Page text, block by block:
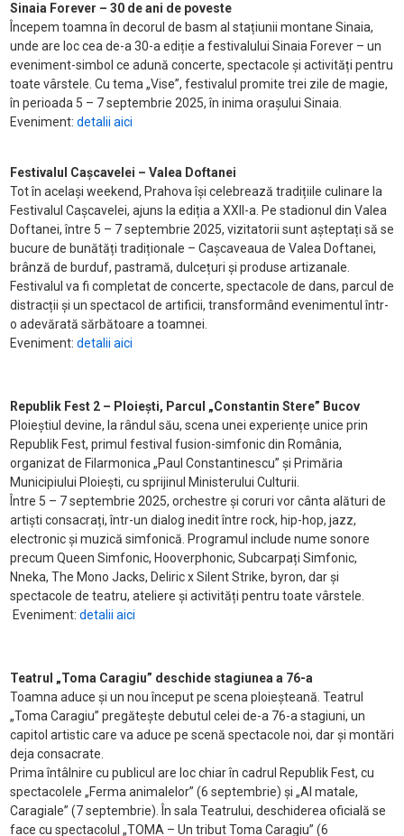
Sinaia Forever – 30 de ani de poveste
Începem toamna în decorul de basm al stațiunii montane Sinaia,
unde are loc cea de-a 30-a ediție a festivalului Sinaia Forever – un
eveniment-simbol ce adună concerte, spectacole și activități pentru
toate vârstele. Cu tema „Vise”, festivalul promite trei zile de magie,
în perioada 5 – 7 septembrie 2025, în inima orașului Sinaia.
Eveniment: detalii aici
Festivalul Cașcavelei – Valea Doftanei
Tot în același weekend, Prahova își celebrează tradițiile culinare la
Festivalul Cașcavelei, ajuns la ediția a XXII-a. Pe stadionul din Valea
Doftanei, între 5 – 7 septembrie 2025, vizitatorii sunt așteptați să se
bucure de bunătăți tradiționale – Cașcaveaua de Valea Doftanei,
brânză de burduf, pastramă, dulcețuri și produse artizanale.
Festivalul va fi completat de concerte, spectacole de dans, parcul de
distracții și un spectacol de artificii, transformând evenimentul într-
o adevărată sărbătoare a toamnei.
Eveniment: detalii aici
Republik Fest 2 – Ploiești, Parcul „Constantin Stere” Bucov
Ploieștiul devine, la rândul său, scena unei experiențe unice prin
Republik Fest, primul festival fusion-simfonic din România,
organizat de Filarmonica „Paul Constantinescu” și Primăria
Municipiului Ploiești, cu sprijinul Ministerului Culturii.
Între 5 – 7 septembrie 2025, orchestre și coruri vor cânta alături de
artiști consacrați, într-un dialog inedit între rock, hip-hop, jazz,
electronic și muzică simfonică. Programul include nume sonore
precum Queen Simfonic, Hooverphonic, Subcarpați Simfonic,
Nneka, The Mono Jacks, Deliric x Silent Strike, byron, dar și
spectacole de teatru, ateliere și activități pentru toate vârstele.
Eveniment: detalii aici
Teatrul „Toma Caragiu” deschide stagiunea a 76-a
Toamna aduce și un nou început pe scena ploieșteană. Teatrul
„Toma Caragiu” pregătește debutul celei de-a 76-a stagiuni, un
capitol artistic care va aduce pe scenă spectacole noi, dar și montări
deja consacrate.
Prima întâlnire cu publicul are loc chiar în cadrul Republik Fest, cu
spectacolele „Ferma animalelor” (6 septembrie) și „Al matale,
Caragiale” (7 septembrie). În sala Teatrului, deschiderea oficială se
face cu spectacolul „TOMA – Un tribut Toma Caragiu” (6